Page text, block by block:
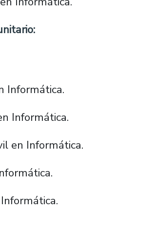
Informática.
Informática.
en Informática.